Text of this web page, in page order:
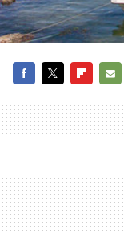
MAIL